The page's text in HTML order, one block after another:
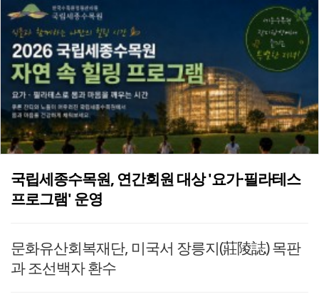
국립세종수목원, 연간회원 대상 '요가·필라테스
프로그램' 운영
문화유산회복재단, 미국서 장릉지(莊陵誌) 목판
과 조선백자 환수